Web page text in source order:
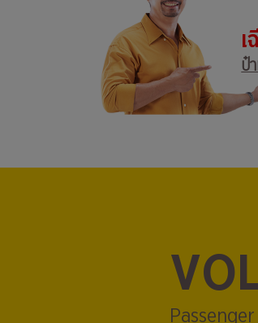
ป๋
Passenger